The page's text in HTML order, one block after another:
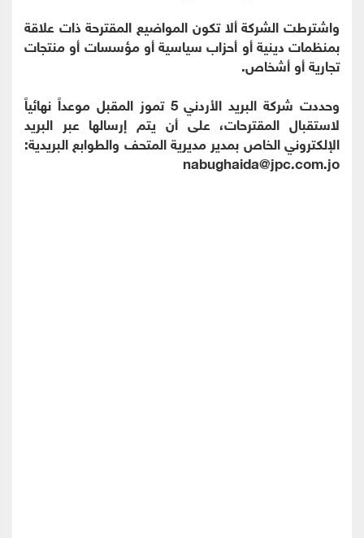
واشترطت الشركة ألا تكون المواضيع المقترحة ذات علاقة
بمنظمات دينية أو أحزاب سياسية أو مؤسسات أو منتجات
تجارية أو أشخاص.
وحددت شركة البريد الأردني 5 تموز المقبل موعداً نهائياً
لاستقبال المقترحات، على أن يتم إرسالها عبر البريد
الإلكتروني الخاص بمدير مديرية المتحف والطوابع البريدية:
nabughaida@jpc.com.jo